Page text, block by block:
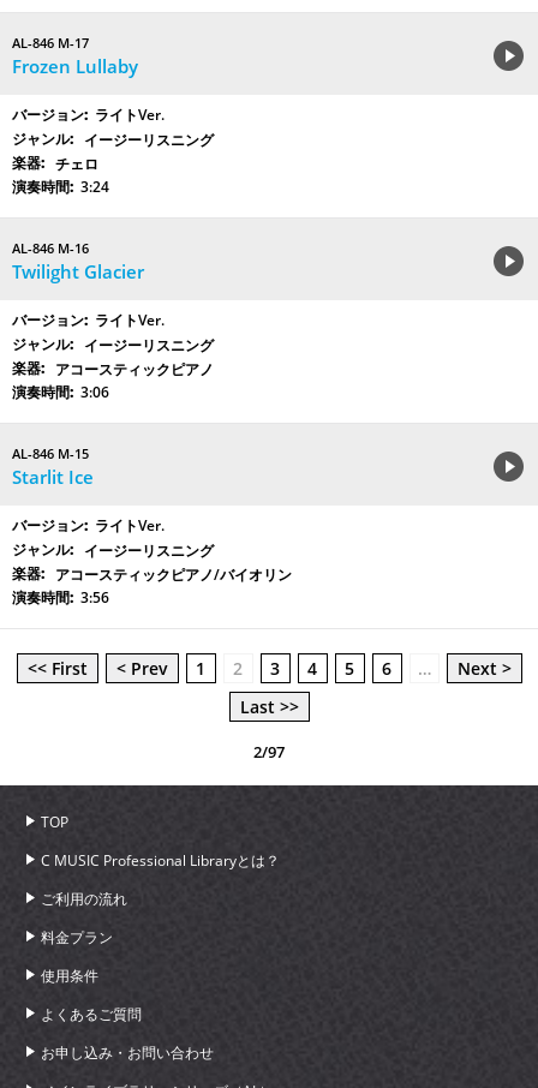
AL-846 M-17
Frozen Lullaby
ライトVer.
イージーリスニング
チェロ
3:24
AL-846 M-16
Twilight Glacier
ライトVer.
イージーリスニング
アコースティックピアノ
3:06
AL-846 M-15
Starlit Ice
ライトVer.
イージーリスニング
アコースティックピアノ/バイオリン
3:56
<< First < Prev 1 2 3 4 5 6 …
Next >
Last >>
2/97
TOP
C MUSIC Professional Libraryとは？
ご利用の流れ
料金プラン
使用条件
よくあるご質問
お申し込み・お問い合わせ